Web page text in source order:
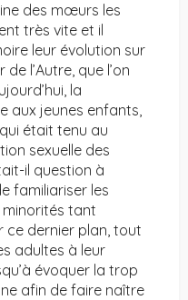
des mœurs les
très vite et il
leur évolution sur
l’Autre, que l’on
la
aux jeunes enfants,
était tenu au
sexuelle des
il question à
familiariser les
minorités tant
ce dernier plan, tout
adultes à leur
évoquer la trop
afin de faire naître